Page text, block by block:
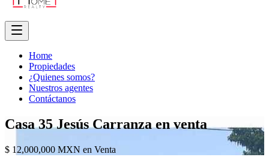
Home
Propiedades
¿Quienes somos?
Nuestros agentes
Contáctanos
Casa 35 Jesús Carranza en venta
$ 12,000,000 MXN en Venta